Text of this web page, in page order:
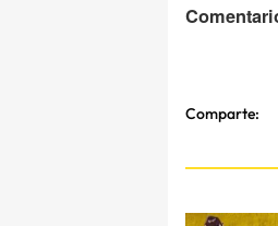
Comparte: